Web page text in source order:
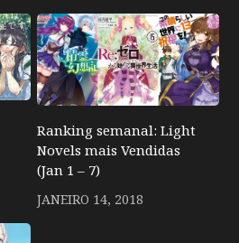
Ranking semanal: Light
Novels mais Vendidas
(Jan 1 – 7)
JANEIRO 14, 2018